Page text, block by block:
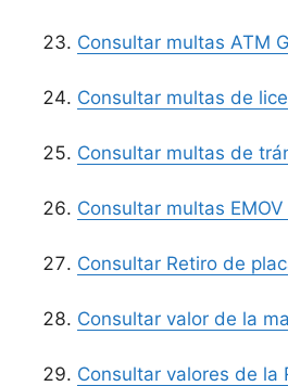
Consultar multas ATM
Consultar multas de
Consultar multas de
Consultar multas
Consultar Retiro de
Consultar valor de la
Consultar valores de la